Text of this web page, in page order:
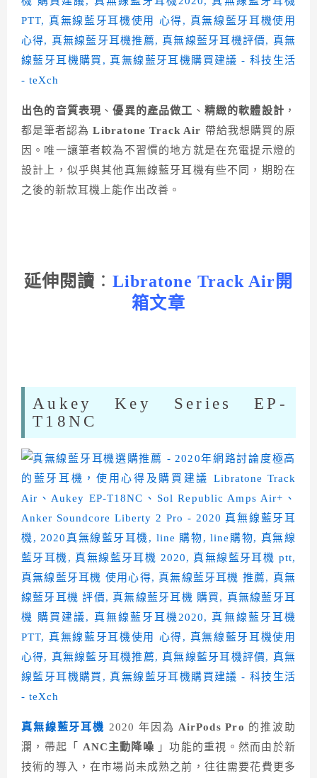
出色的音質表現 、優異的產品做工 、 精緻的軟體設計 ，
都是筆者認為Libratone Track Air 帶給我想購買的原
因。唯一讓筆者較為不習慣的地方就是在充電提示燈的
設計上，似乎與其他真無線藍牙耳機有些不同，期盼在
之後的新款耳機上能作出改善。
延伸閱讀 ：Libratone Track Air開
箱文章
Aukey Key Series EP-
T18NC
真無線藍牙耳機 2020 年因為 AirPods Pro 的推波助
瀾，帶起「 ANC主動降噪 」功能的重視。然而由於新
技術的導入，在市場尚未成熟之前，往往需要花費更多